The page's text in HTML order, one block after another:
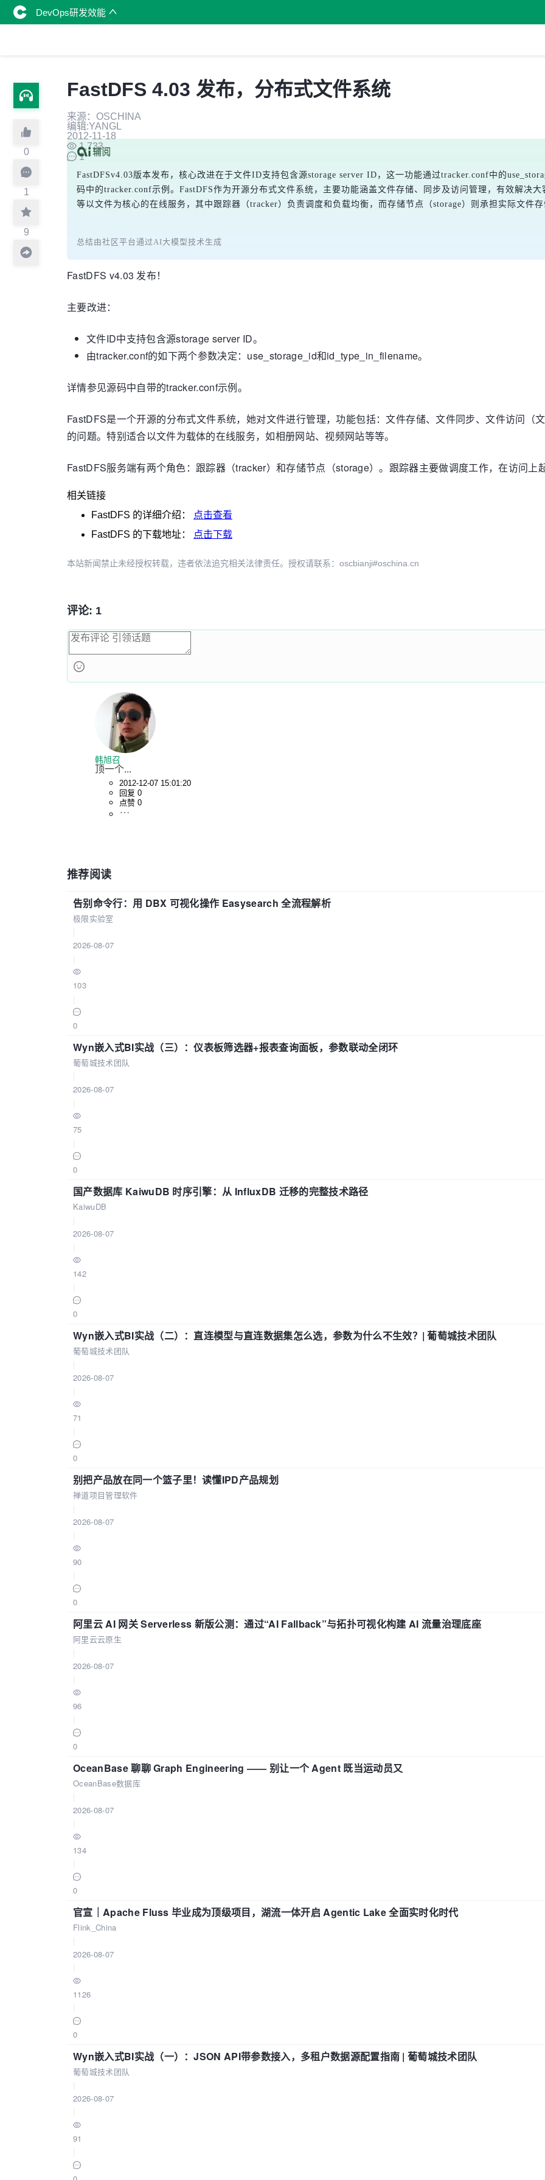
DevOps研发效能
0
1
9
FastDFS 4.03 发布，分布式文件系统
来源：OSCHINA
编辑:YANGL
2012-11-18
1,733
1
FastDFSv4.03版本发布，核心改进在于文件ID支持包含源storage server ID，这一功能通过tracker.conf中的
码中的tracker.conf示例。FastDFS作为开源分布式文件系统，主要功能涵盖文件存储、同步及访问管理，有效解决
等以文件为核心的在线服务，其中跟踪器（tracker）负责调度和负载均衡，而存储节点（storage）则承担实际文件存
总结由社区平台通过AI大模型技术生成
FastDFS v4.03 发布！
主要改进：
文件ID中支持包含源storage server ID。
由tracker.conf的如下两个参数决定：use_storage_id和id_type_in_filename。
详情参见源码中自带的tracker.conf示例。
FastDFS是一个开源的分布式文件系统，她对文件进行管理，功能包括：文件存储、文件同步、文件访问（
的问题。特别适合以文件为载体的在线服务，如相册网站、视频网站等等。
FastDFS服务端有两个角色：跟踪器（tracker）和存储节点（storage）。跟踪器主要做调度工作，在访问上
相关链接
FastDFS 的详细介绍：
点击查看
FastDFS 的下载地址： 点击下载
本站新闻禁止未经授权转载，违者依法追究相关法律责任。授权请联系：oscbianji#oschina.cn
评论: 1
韩旭召
顶一个...
2012-12-07 15:01:20
回复 0
点赞 0
推荐阅读
告别命令行：用 DBX 可视化操作 Easysearch 全流程解析
极限实验室
2026-08-07
103
0
Wyn嵌入式BI实战（三）：仪表板筛选器+报表查询面板，参数联动全闭环
葡萄城技术团队
2026-08-07
75
0
国产数据库 KaiwuDB 时序引擎：从 InfluxDB 迁移的完整技术路径
KaiwuDB
2026-08-07
142
0
Wyn嵌入式BI实战（二）：直连模型与直连数据集怎么选，参数为什么不生效？| 葡萄城技术团队
葡萄城技术团队
2026-08-07
71
0
别把产品放在同一个篮子里！读懂IPD产品规划
禅道项目管理软件
2026-08-07
90
0
阿里云 AI 网关 Serverless 新版公测：通过“AI Fallback”与拓扑可视化构建 AI 流量治理底座
阿里云云原生
2026-08-07
96
0
OceanBase 聊聊 Graph Engineering —— 别让一个 Agent 既当运动员又
OceanBase数据库
2026-08-07
134
0
官宣｜Apache Fluss 毕业成为顶级项目，湖流一体开启 Agentic Lake 全面实时化时代
Flink_China
2026-08-07
1126
0
Wyn嵌入式BI实战（一）：JSON API带参数接入，多租户数据源配置指南 | 葡萄城技术团队
葡萄城技术团队
2026-08-07
91